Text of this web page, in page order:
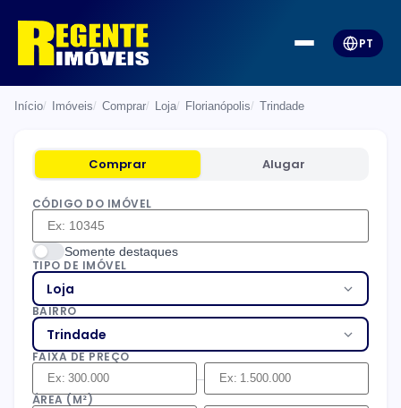
PT
Início Imóveis Comprar Loja Florianópolis Trindade
Comprar Alugar
CÓDIGO DO IMÓVEL
Somente destaques
TIPO DE IMÓVEL
Loja
BAIRRO
Trindade
FAIXA DE PREÇO
–
ÁREA (M²)